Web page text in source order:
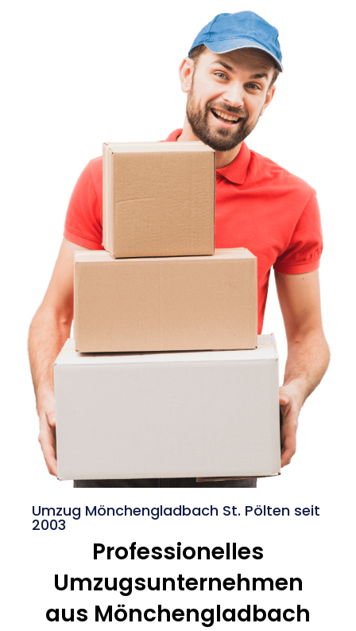
Umzug Mönchengladbach St. Pölten seit
2003
Professionelles
Umzugsunternehmen
aus Mönchengladbach